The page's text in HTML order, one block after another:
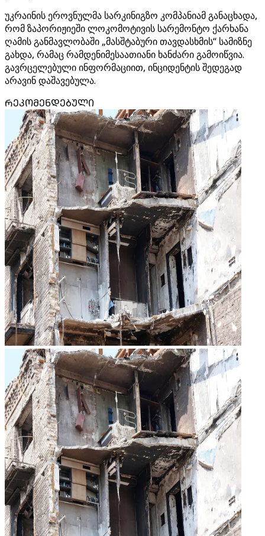
უკრაინის ეროვნულმა სარკინიგზო კომპანიამ განაცხადა,
რომ ზაპორიჟიეში ლოკომოტივის სარემონტო ქარხანა
ღამის განმავლობაში „მასშტაბური თავდასხმის“ სამიზნე
გახდა, რამაც რამდენიმესაათიანი ხანძარი გამოიწვია.
გავრცელებული ინფორმაციით, ინციდენტის შედეგად
არავინ დაშავებულა.
ᲠᲔᲙᲝᲛᲔᲜᲓᲔᲑᲣᲚᲘ